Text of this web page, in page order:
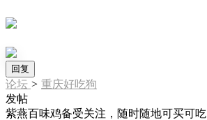
回复
论坛 > 重庆好吃狗
发帖
紫燕百味鸡备受关注，随时随地可买可吃